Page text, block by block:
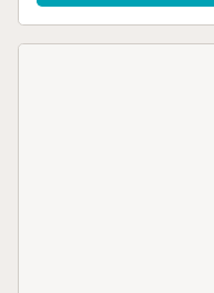
à repasser. Internet